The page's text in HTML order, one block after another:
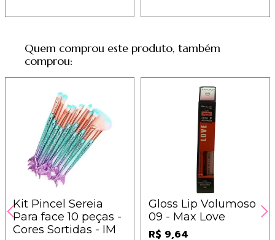
Quem comprou este produto, também
comprou:
Kit Pincel Sereia
Para face 10 peças -
Cores Sortidas - IM
Gloss Lip Volumoso
09 - Max Love
R$ 9,64